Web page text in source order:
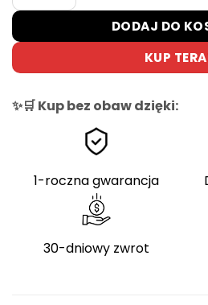
DODAJ DO
KUP
✨🛒 Kup bez obaw dzięki:
1-roczna gwarancja
30-dniowy zwrot